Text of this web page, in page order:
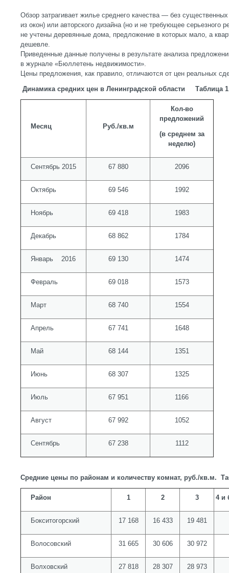
Обзор затрагивает жилье среднего качества — без
из окон) или авторского дизайна (но и не требующее серьезного
не учтены деревянные дома, предложение в которых мало, а
дешевле.
Приведенные данные получены в результате анализа
в журнале «Бюллетень недвижимости».
Цены предложения, как правило, отличаются от цен реальных
Динамика средних цен в Ленинградской области Таблица 1
Месяц Руб./кв.м
Кол-во
предложений
(в среднем за
неделю)
Сентябрь 2015 67 880 2096
Октябрь 69 546 1992
Ноябрь 69 418 1983
Декабрь 68 862 1784
Январь 2016 69 130 1474
Февраль 69 018 1573
Март 68 740 1554
Апрель 67 741 1648
Май 68 144 1351
Июнь 68 307 1325
Июль 67 951 1166
Август 67 992 1052
Сентябрь 67 238 1112
Средние цены по районам и количеству комнат, руб./кв.м.
Район 1 2 3 4 и
Бокситогорский 17 168 16 433 19 481
Волосовский 31 665 30 606 30 972
Волховский 27 818 28 307 28 973